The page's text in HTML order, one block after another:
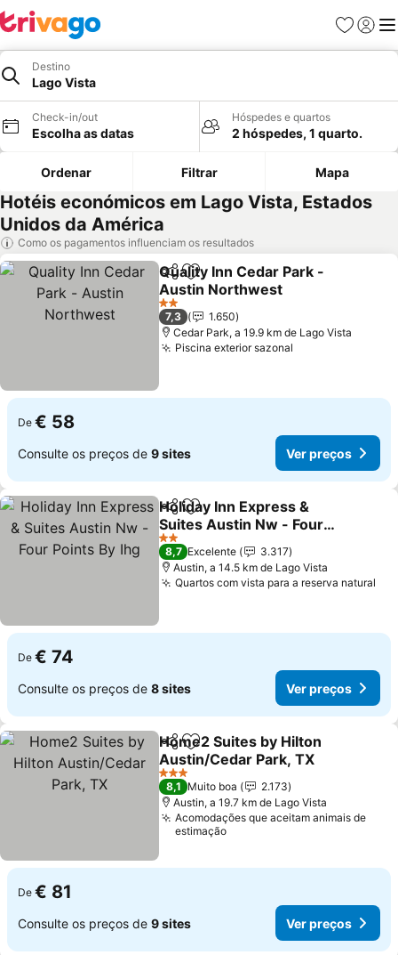
Favoritos
Iniciar
Destino
Lago Vista
Check-in/out
Escolha as datas
Hóspedes e quartos
2 hóspedes, 1 quarto.
Ordenar Filtrar Mapa
Hotéis económicos em Lago Vista, Estados
Unidos da América
Como os pagamentos influenciam os resultados
PartilharAdicionar aos favoritos
Quality Inn Cedar Park -
Austin Northwest
Ver preços
2 Estrelas
7,3
1.650
Cedar Park, a 19.9 km de Lago Vista
Piscina exterior sazonal
De € 58
Consulte os preços de 9 sites Ver preços
PartilharAdicionar aos favoritos
Holiday Inn Express &
Suites Austin Nw - Four
Points By Ihg
Ver preços
2 Estrelas
8,7 Excelente
3.317
Austin, a 14.5 km de Lago Vista
Quartos com vista para a reserva natural
De € 74
Consulte os preços de 8 sites Ver preços
PartilharAdicionar aos favoritos
Home2 Suites by Hilton
Austin/Cedar Park, TX
Ver preços
3 Estrelas
8,1 Muito boa
2.173
Austin, a 19.7 km de Lago Vista
Acomodações que aceitam animais de
estimação
De € 81
Consulte os preços de 9 sites Ver preços